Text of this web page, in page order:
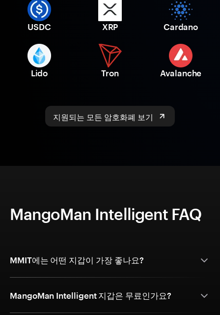
USDC XRP Cardano
Lido Tron Avalanche
지원되는 모든 암호화폐 보기
MangoMan Intelligent FAQ
MMIT에는 어떤 지갑이 가장 좋나요?
MangoMan Intelligent 지갑은 무료인가요?